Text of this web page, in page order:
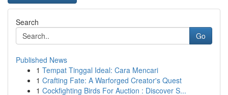
Search
Go
Published News
1 Tempat Tinggal Ideal: Cara Mencari
1 Crafting Fate: A Warforged Creator's Quest
1 Cockfighting Birds For Auction : Discover S...